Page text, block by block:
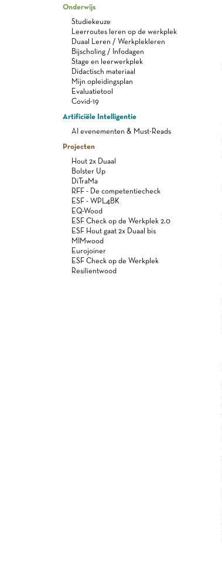
Onderwijs
Studiekeuze
Leerroutes leren op de werkplek
Duaal Leren / Werkplekleren
Bijscholing / Infodagen
Stage en leerwerkplek
Didactisch materiaal
Mijn opleidingsplan
Evaluatietool
Covid-19
Artificiële Intelligentie
AI evenementen & Must-Reads
Projecten
Hout 2x Duaal
Bolster Up
DiTraMa
RFF - De competentiecheck
ESF - WPL4BK
EQ-Wood
ESF Check op de Werkplek 2.0
ESF Hout gaat 2x Duaal bis
MIMwood
Eurojoiner
ESF Check op de Werkplek
Resilientwood